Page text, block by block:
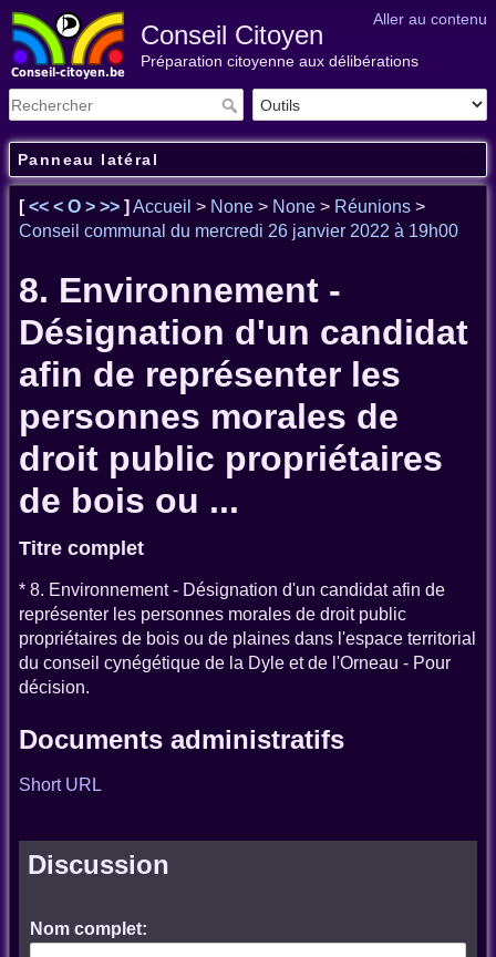
Aller au contenu
Conseil Citoyen
Préparation citoyenne aux délibérations
Panneau latéral
[<< < O > >> ] Accueil > None > None > Réunions >
Conseil communal du mercredi 26 janvier 2022 à 19h00
8. Environnement -
Désignation d'un candidat
afin de représenter les
personnes morales de
droit public propriétaires
de bois ou ...
Titre complet
* 8. Environnement - Désignation d'un candidat afin de
représenter les personnes morales de droit public
propriétaires de bois ou de plaines dans l'espace territorial
du conseil cynégétique de la Dyle et de l'Orneau - Pour
décision.
Documents administratifs
Short URL
Discussion
Nom complet: